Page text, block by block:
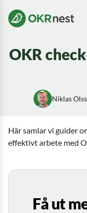
OKR
Niklas
Här samlar vi guider
effektivt arbete med
Få ut